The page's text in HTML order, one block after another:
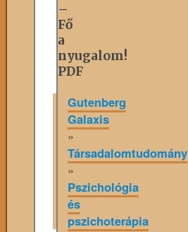
–
Fő
a
nyugalom!
PDF
Gutenberg
Galaxis
»
Társadalomtudomány
»
Pszichológia
és
pszichoterápia